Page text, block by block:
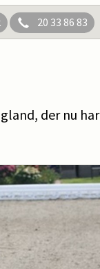
20 33 86 83
der nu har